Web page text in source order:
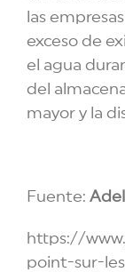
las
exceso de
el agua
del
mayor y la
Fuente:
https://
point-sur-